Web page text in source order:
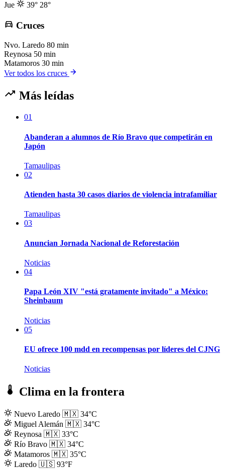
Jue
39° 28°
Cruces
Nvo. Laredo 80 min
Reynosa 50 min
Matamoros 30 min
Ver todos los cruces
Más leídas
01
Abanderan a alumnos de Río Bravo que competirán en
Japón
Tamaulipas
02
Atienden hasta 30 casos diarios de violencia intrafamiliar
Tamaulipas
03
Anuncian Jornada Nacional de Reforestación
Noticias
04
Papa León XIV "está gratamente invitado" a México:
Sheinbaum
Noticias
05
EU ofrece 100 mdd en recompensas por líderes del CJNG
Noticias
Clima en la frontera
Nuevo Laredo 🇲🇽 34°C
Miguel Alemán 🇲🇽 34°C
Reynosa 🇲🇽 33°C
Río Bravo 🇲🇽 34°C
Matamoros 🇲🇽 35°C
Laredo 🇺🇸 93°F